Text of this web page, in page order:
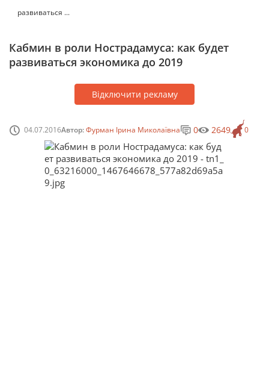
развиваться ...
Кабмин в роли Нострадамуса: как будет
развиваться экономика до 2019
Відключити рекламу
04.07.2016Автор:Фурман Ірина Миколаївна 0
0 2649